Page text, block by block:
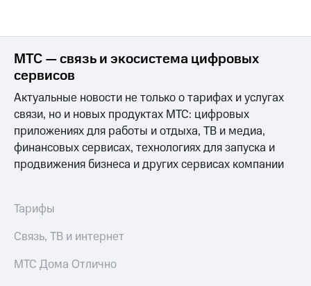
МТС — связь и экосистема цифровых
сервисов
Актуальные новости не только о тарифах и услугах
связи, но и новых продуктах МТС: цифровых
приложениях для работы и отдыха, ТВ и медиа,
финансовых сервисах, технологиях для запуска и
продвижения бизнеса и других сервисах компании
Тарифы
Связь, ТВ и интернет
МТС Дома Отлично